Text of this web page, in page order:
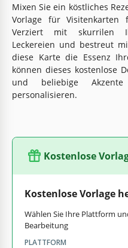
Mixen Sie ein köstliches
Vorlage für Visitenkarten
Verziert mit skurrilen
Leckereien und bestreut
diese Karte die Essenz
können dieses kostenlose
und beliebige
personalisieren.
Kostenlose
Kostenlose Vorlage
Wählen Sie Ihre Plattform
Bearbeitung
PLATTFORM